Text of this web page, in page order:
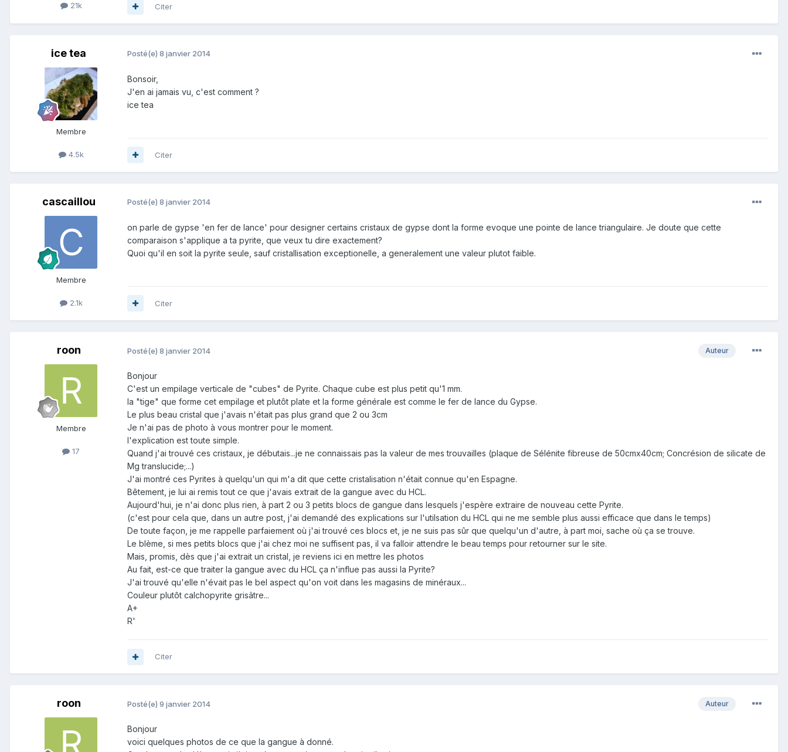
21k Citer
ice tea
Membre
4.5k
Posté(e) 8 janvier 2014
Bonsoir,
J'en ai jamais vu, c'est comment ?
ice tea
Citer
cascaillou
Membre
2.1k
Posté(e) 8 janvier 2014
on parle de gypse 'en fer de lance' pour designer certains cristaux de gypse dont la forme evoque une pointe de lance triangulaire. Je doute que cette
comparaison s'applique a ta pyrite, que veux tu dire exactement?
Quoi qu'il en soit la pyrite seule, sauf cristallisation exceptionelle, a generalement une valeur plutot faible.
Citer
roon
Membre
17
Auteur
Posté(e) 8 janvier 2014
Bonjour
C'est un empilage verticale de "cubes" de Pyrite. Chaque cube est plus petit qu'1 mm.
la "tige" que forme cet empilage et plutôt plate et la forme générale est comme le fer de lance du Gypse.
Le plus beau cristal que j'avais n'était pas plus grand que 2 ou 3cm
Je n'ai pas de photo à vous montrer pour le moment.
l'explication est toute simple.
Quand j'ai trouvé ces cristaux, je débutais...je ne connaissais pas la valeur de mes trouvailles (plaque de Sélénite fibreuse de 50cmx40cm; Concrésion de silicate de
Mg translucide;...)
J'ai montré ces Pyrites à quelqu'un qui m'a dit que cette cristalisation n'était connue qu'en Espagne.
Bêtement, je lui ai remis tout ce que j'avais extrait de la gangue avec du HCL.
Aujourd'hui, je n'ai donc plus rien, à part 2 ou 3 petits blocs de gangue dans lesquels j'espère extraire de nouveau cette Pyrite.
(c'est pour cela que, dans un autre post, j'ai demandé des explications sur l'utilsation du HCL qui ne me semble plus aussi efficace que dans le temps)
De toute façon, je me rappelle parfaiement où j'ai trouvé ces blocs et, je ne suis pas sûr que quelqu'un d'autre, à part moi, sache où ça se trouve.
Le blème, si mes petits blocs que j'ai chez moi ne suffisent pas, il va falloir attendre le beau temps pour retourner sur le site.
Mais, promis, dès que j'ai extrait un cristal, je reviens ici en mettre les photos
Au fait, est-ce que traiter la gangue avec du HCL ça n'influe pas aussi la Pyrite?
J'ai trouvé qu'elle n'évait pas le bel aspect qu'on voit dans les magasins de minéraux...
Couleur plutôt calchopyrite grisâtre...
A+
R'
Citer
roon Auteur
Posté(e) 9 janvier 2014
Bonjour
voici quelques photos de ce que la gangue à donné.